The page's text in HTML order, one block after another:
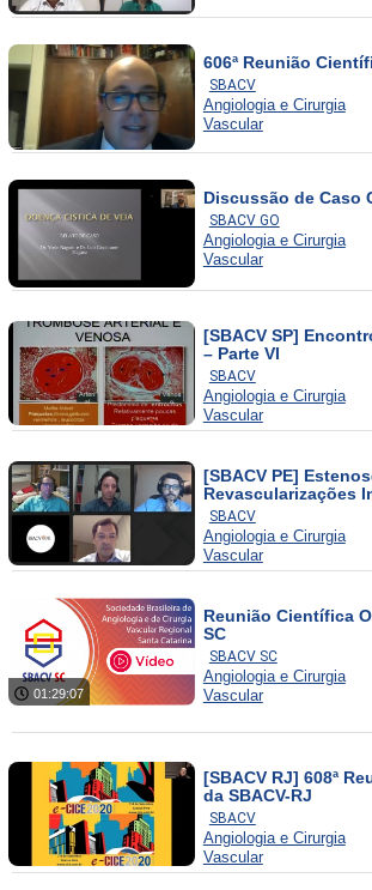
606ª Reunião
SBACV
Angiologia e Cirurgia
Vascular
Discussão de Caso
SBACV GO
Angiologia e Cirurgia
Vascular
[SBACV SP]
– Parte VI
SBACV
Angiologia e Cirurgia
Vascular
[SBACV PE]
Revascularizações
SBACV
Angiologia e Cirurgia
Vascular
01:29:07
Reunião Científica
SC
SBACV SC
Angiologia e Cirurgia
Vascular
[SBACV RJ] 608ª
da SBACV-RJ
SBACV
Angiologia e Cirurgia
Vascular